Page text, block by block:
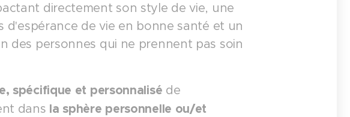
directement son style de vie, une
d'espérance de vie en bonne santé et un
des personnes qui ne prennent pas soin
spécifique et personnalisé de
dans la sphère personnelle ou/et